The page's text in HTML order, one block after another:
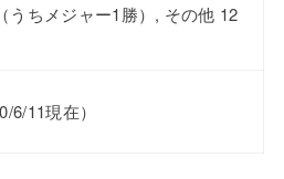
うちメジャー1勝）, その他 12
6/11現在）